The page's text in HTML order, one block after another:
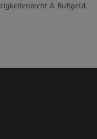
& Bußgeld,